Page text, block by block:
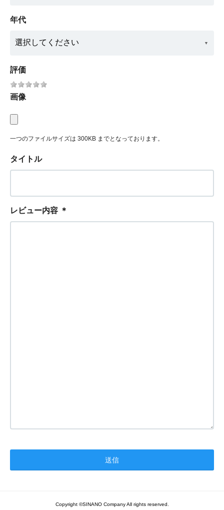
年代
評価
画像
一つのファイルサイズは 300KB までとなっております。
タイトル
レビュー内容 ＊
Copyright ©SINANO Company All rights reserved.